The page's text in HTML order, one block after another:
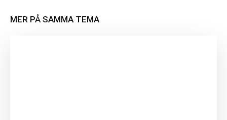
MER PÅ SAMMA TEMA